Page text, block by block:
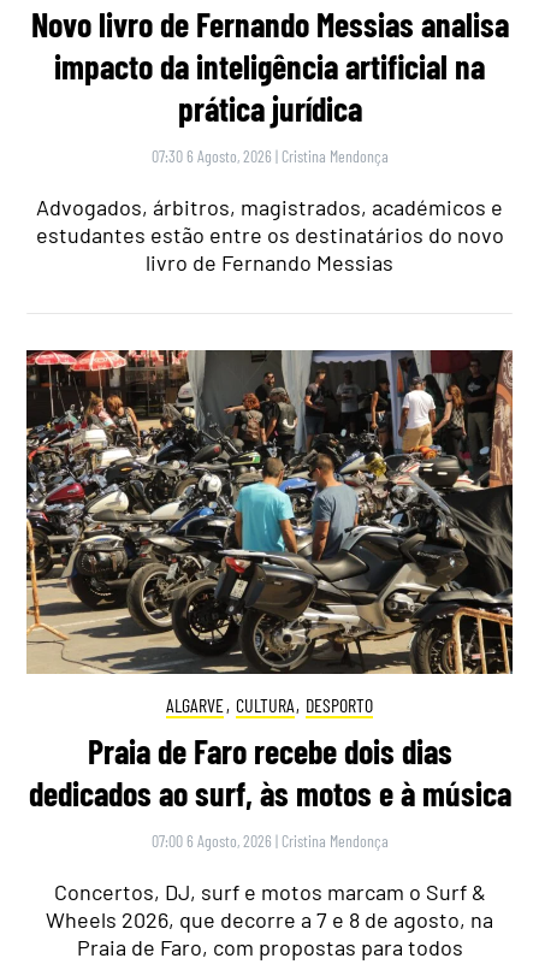
Novo livro de Fernando Messias analisa
impacto da inteligência artificial na
prática jurídica
07:30 6 Agosto, 2026 | Cristina Mendonça
Advogados, árbitros, magistrados, académicos e
estudantes estão entre os destinatários do novo
livro de Fernando Messias
ALGARVE, CULTURA, DESPORTO
Praia de Faro recebe dois dias
dedicados ao surf, às motos e à música
07:00 6 Agosto, 2026 | Cristina Mendonça
Concertos, DJ, surf e motos marcam o Surf &
Wheels 2026, que decorre a 7 e 8 de agosto, na
Praia de Faro, com propostas para todos